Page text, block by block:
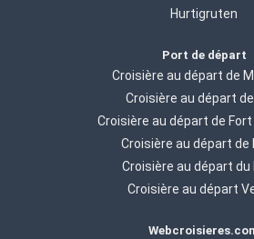
Hurtigruten
Port de départ
Croisière au départ de
Croisière au départ
Croisière au départ de
Croisière au départ de
Croisière au départ du
Croisière au départ